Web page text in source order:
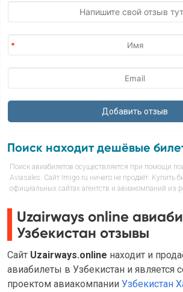
Поиск находит дешёвые
Поиск авиабилетов осуществляется при помощи
Aviasales. Сайт Imigo.ru ничего не продаёт. Купить
официальных сайтах агентств и авиакомпаний из
Uzairways online
Узбекистан отзывы
Сайт Uzairways.online находит и
авиабилеты в Узбекистан и является
проектом авиакомпании Узбекистан